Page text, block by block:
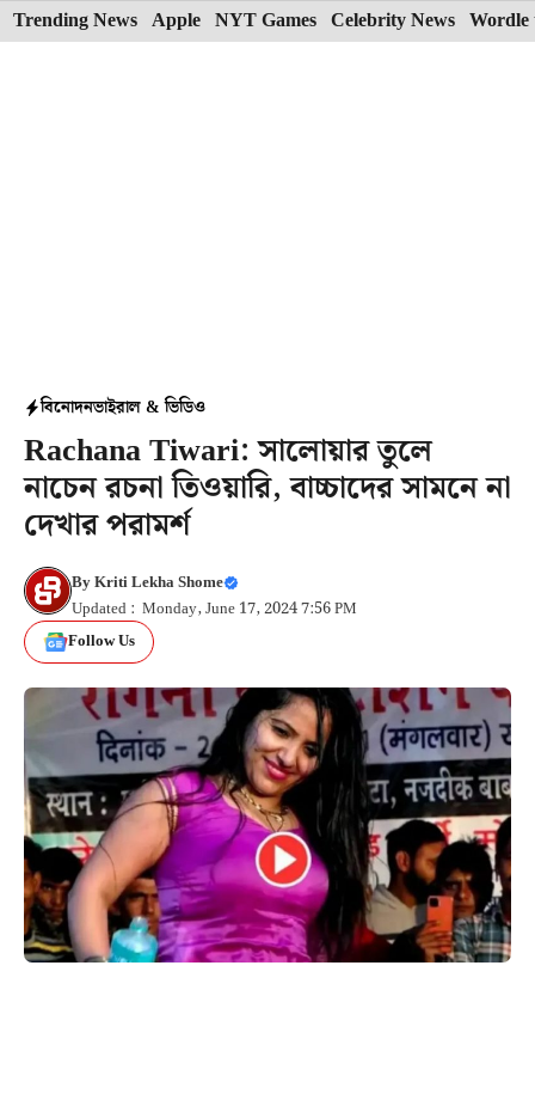
Skip
to
Trending News Apple NYT Games Celebrity News Wordle
বিনোদনভাইরাল & ভিডিও
Rachana Tiwari: সালোয়ার তুলে
নাচেন রচনা তিওয়ারি, বাচ্চাদের সামনে না
দেখার পরামর্শ
ByKriti Lekha Shome
Updated : Monday, June 17, 2024 7:56 PM
Follow Us